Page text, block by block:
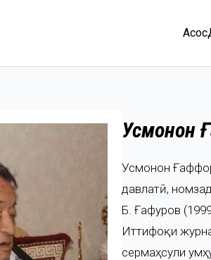
Асосӣ
Усмонҷон
Усмонҷон
давлатӣ,
Б. Ғафуров
Иттифоқи
сермаҳсули